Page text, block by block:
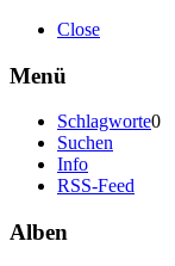
Close
Menü
Schlagworte0
Suchen
Info
RSS-Feed
Alben